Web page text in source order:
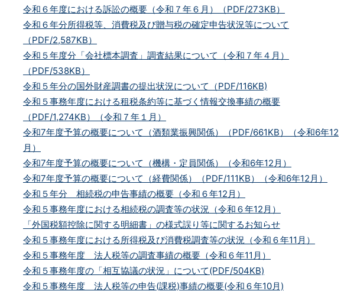
令和６年度における訴訟の概要（令和７年６月）（PDF/273KB）
令和６年分所得税等、消費税及び贈与税の確定申告状況等について
（PDF/2,587KB）
令和５年度分「会社標本調査」調査結果について（令和７年４月）
（PDF/538KB）
令和５年分の国外財産調書の提出状況について（PDF/116KB)
令和５事務年度における租税条約等に基づく情報交換事績の概要
（PDF/1,274KB）（令和７年１月）
令和7年度予算の概要について（酒類業振興関係）（PDF/661KB）（令和6年12
月）
令和7年度予算の概要について（機構・定員関係）（令和6年12月）
令和7年度予算の概要について（経費関係）（PDF/111KB）（令和6年12月）
令和５年分 相続税の申告事績の概要（令和６年12月）
令和５事務年度における相続税の調査等の状況（令和６年12月）
「外国税額控除に関する明細書」の様式誤り等に関するお知らせ
令和５事務年度における所得税及び消費税調査等の状況（令和６年11月）
令和５事務年度 法人税等の調査事績の概要（令和６年11月）
令和５事務年度の「相互協議の状況」について(PDF/504KB)
令和５事務年度 法人税等の申告(課税)事績の概要(令和６年10月)